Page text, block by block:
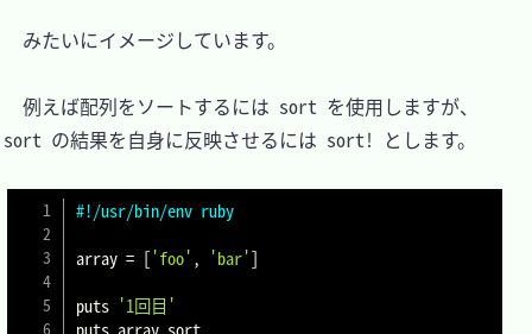
みたいにイメージしています。
例えば配列をソートするには sort を使用しますが、
sort の結果を自身に反映させるには sort! とします。
#!/usr/bin/env ruby
array = ['foo', 'bar']
puts '1回目'